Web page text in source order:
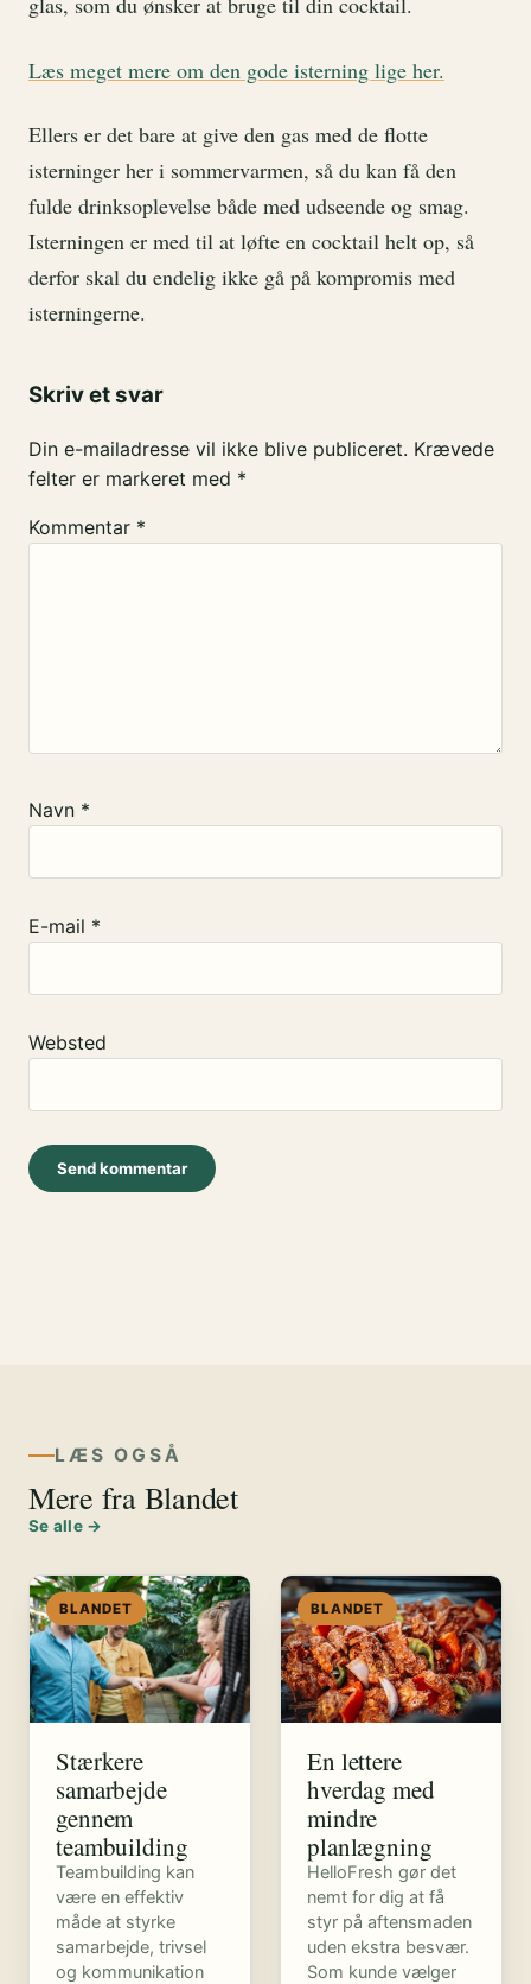
Læs meget mere om den gode isterning lige her.
Ellers er det bare at give den gas med de flotte
isterninger her i sommervarmen, så du kan få den
fulde drinksoplevelse både med udseende og smag.
Isterningen er med til at løfte en cocktail helt op, så
derfor skal du endelig ikke gå på kompromis med
isterningerne.
Skriv et svar
Din e-mailadresse vil ikke blive publiceret. Krævede
felter er markeret med *
Kommentar *
Navn *
E-mail *
Websted
LÆS OGSÅ
Mere fra Blandet
Se alle →
BLANDET
Stærkere
samarbejde
gennem
teambuilding
Teambuilding kan
være en effektiv
måde at styrke
samarbejde, trivsel
og kommunikation
BLANDET
En lettere
hverdag med
mindre
planlægning
HelloFresh gør det
nemt for dig at få
styr på aftensmaden
uden ekstra besvær.
Som kunde vælger